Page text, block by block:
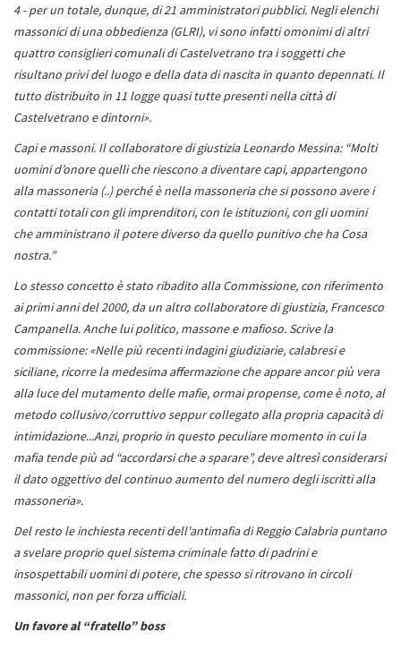
4 - per un totale, dunque, di 21 amministratori pubblici. Negli elenchi
massonici di una obbedienza (GLRI), vi sono infatti omonimi di altri
quattro consiglieri comunali di Castelvetrano tra i soggetti che
risultano privi del luogo e della data di nascita in quanto depennati. Il
tutto distribuito in 11 logge quasi tutte presenti nella città di
Castelvetrano e dintorni».
Capi e massoni. Il collaboratore di giustizia Leonardo Messina: “Molti
uomini d’onore quelli che riescono a diventare capi, appartengono
alla massoneria (..) perché è nella massoneria che si possono avere i
contatti totali con gli imprenditori, con le istituzioni, con gli uomini
che amministrano il potere diverso da quello punitivo che ha Cosa
nostra.”
Lo stesso concetto è stato ribadito alla Commissione, con riferimento
ai primi anni del 2000, da un altro collaboratore di giustizia, Francesco
Campanella. Anche lui politico, massone e mafioso. Scrive la
commissione: «Nelle più recenti indagini giudiziarie, calabresi e
siciliane, ricorre la medesima affermazione che appare ancor più vera
alla luce del mutamento delle mafie, ormai propense, come è noto, al
metodo collusivo/corruttivo seppur collegato alla propria capacità di
intimidazione...Anzi, proprio in questo peculiare momento in cui la
mafia tende più ad “accordarsi che a sparare”, deve altresì considerarsi
il dato oggettivo del continuo aumento del numero degli iscritti alla
massoneria».
Del resto le inchiesta recenti dell'antimafia di Reggio Calabria puntano
a svelare proprio quel sistema criminale fatto di padrini e
insospettabili uomini di potere, che spesso si ritrovano in circoli
massonici, non per forza ufficiali.
Un favore al “fratello” boss